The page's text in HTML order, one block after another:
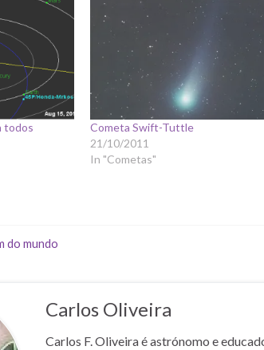
todos
Cometa Swift-Tuttle
21/10/2011
In "Cometas"
do mundo
Carlos Oliveira
Carlos F. Oliveira é astrónomo e